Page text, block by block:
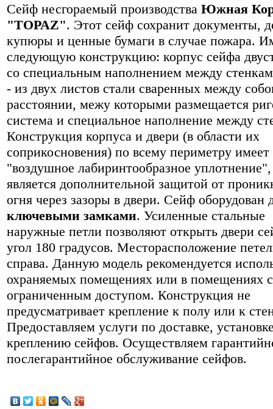
Сейф несгораемый производства Южная
"TOPAZ". Этот сейф сохранит документы,
купюры и ценные бумаги в случае пожара.
следующую конструкцию: корпус сейфа
со специальным наполнением между
- из двух листов стали сваренных между
расстоянии, межу которыми размещается
система и специальное наполнение между
Конструкция корпуса и двери (в области их
соприкосновения) по всему периметру имеет
"воздушное лабиринтообразное
является дополнительной защитой от
огня через зазоры в двери. Сейф оборудован
ключевыми замками. Усиленные стальные
наружные петли позволяют открыть двери
угол 180 градусов. Месторасположение
справа. Данную модель рекомендуется
охраняемых помещениях или в помещениях с
ограниченным доступом. Конструкция не
предусматривает крепление к полу или к
Предоставляем услуги по доставке,
креплению сейфов. Осуществляем
послегарантийное обслуживание сейфов.